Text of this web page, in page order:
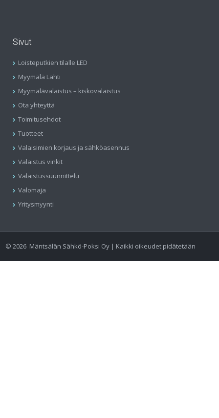
Sivut
Loisteputkien tilalle LED
Myymälä Lahti
Myymälävalaistus – kiskovalaistus
Ota yhteyttä
Toimitusehdot
Tuotteet
Valaisimien korjaus ja sähköasennus
Valaistus vinkit
Valaistussuunnittelu
Valomaja
Yritysmyynti
©2026 Mäntsälän Sähkö-Poksi Oy | Kaikki oikeudet pidätetään